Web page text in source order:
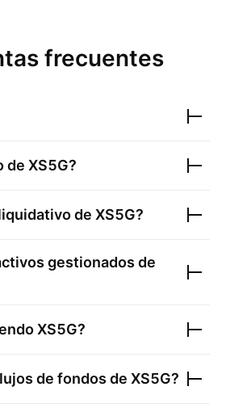
frecuentes
de XS5G?
de XS5G?
gestionados de
XS5G?
de fondos de XS5G?